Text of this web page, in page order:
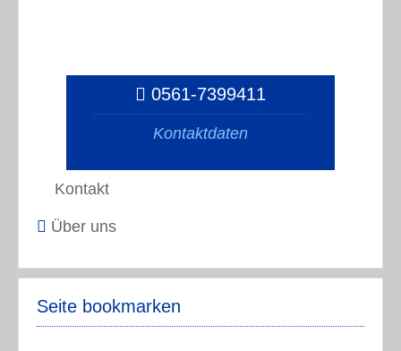
0561-7399411
Kontaktdaten
Kontakt
Über uns
Seite bookmarken